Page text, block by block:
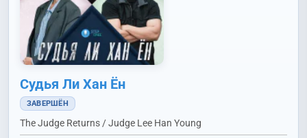
Судья Ли Хан Ён
ЗАВЕРШЁН
The Judge Returns / Judge Lee Han Young